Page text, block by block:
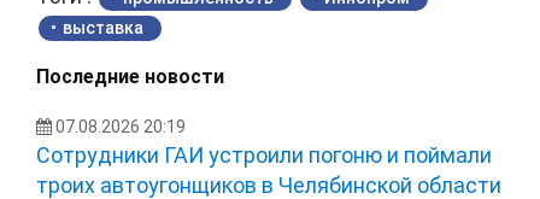
выставка
Последние новости
07.08.2026 20:19
Сотрудники ГАИ устроили погоню и поймали
троих автоугонщиков в Челябинской области